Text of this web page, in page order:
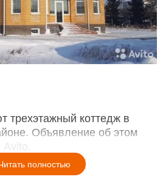
трехэтажный коттедж в
Объявление об этом
полностью